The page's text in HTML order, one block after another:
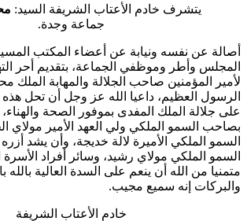
يتشرف خادم الأعتاب الشريفة السيد:
جماعة وجدة.
أصالة عن نفسه ونيابة عن أعضاء المكتب
المجلس وأطر وموظفي الجماعة، بتقديم أحر
لأمير المؤمنين صاحب الجلالة والمهابة
الرسول العظيم، داعيا الله عز وجل أن تحل هذه
على جلالة الملك المفدى بموفور الصحة
بصاحب السمو الملكي ولي العهد الأمير مولاي
السمو الملكي الأميرة لالة خديجة، وأن يشد
السمو الملكي مولاي رشيد، وسائر أفراد الأسرة
متمنيا من الله أن ينعم على السدة العالية بالله
والبركات إنه سميع مجيب.
خادم الأعتاب الشريفة